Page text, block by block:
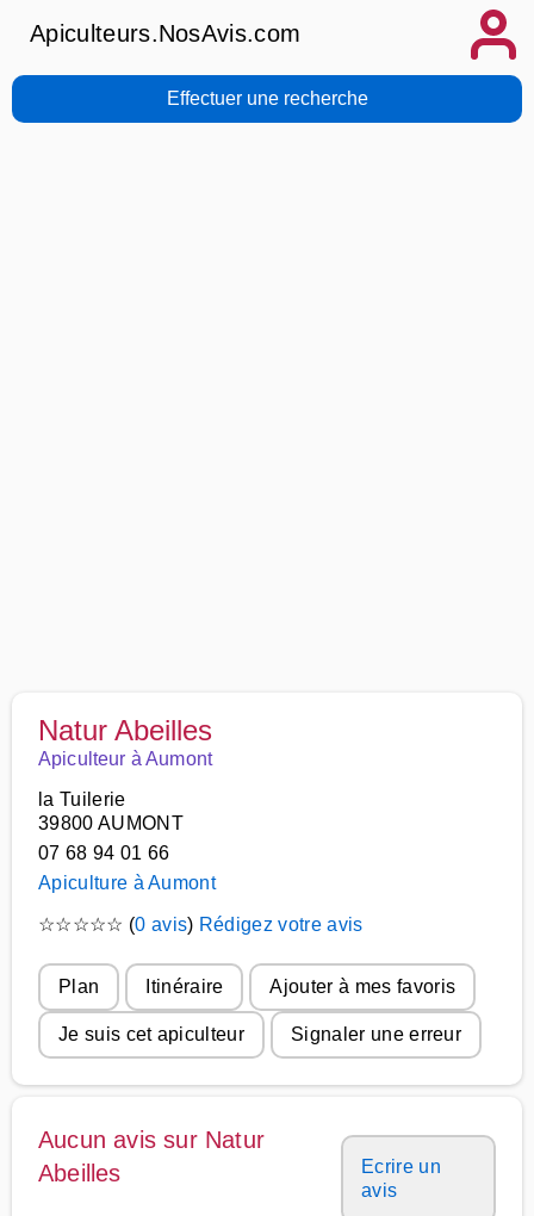
Apiculteurs.NosAvis.com
Effectuer une recherche
Natur Abeilles
Apiculteur à Aumont
la Tuilerie
39800 AUMONT
07 68 94 01 66
Apiculture à Aumont
☆☆☆☆☆ (0 avis) Rédigez votre avis
Plan Itinéraire Ajouter à mes favoris
Je suis cet apiculteur Signaler une erreur
Aucun avis sur Natur
Abeilles
Ecrire un
avis